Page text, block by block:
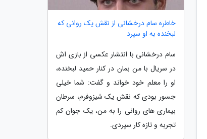
خاطره سام درخشانی از نقش یک روانی که
لبخنده به او سپرد
سام درخشانی با انتشار عکسی از بازی اش
در سریال با من بمان در کنار حمید لبخنده،
او را معلم خود خواند و گفت: شما خیلی
جسور بودی که نقش یک شیزوفرم، سرطان
بیماری های روانی را به من، یک جوان کم
تجربه و تازه کار سپردی.